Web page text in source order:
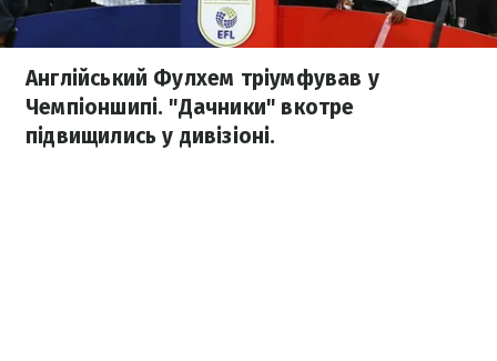
Англійський Фулхем тріумфував у
Чемпіоншипі. "Дачники" вкотре
підвищились у дивізіоні.